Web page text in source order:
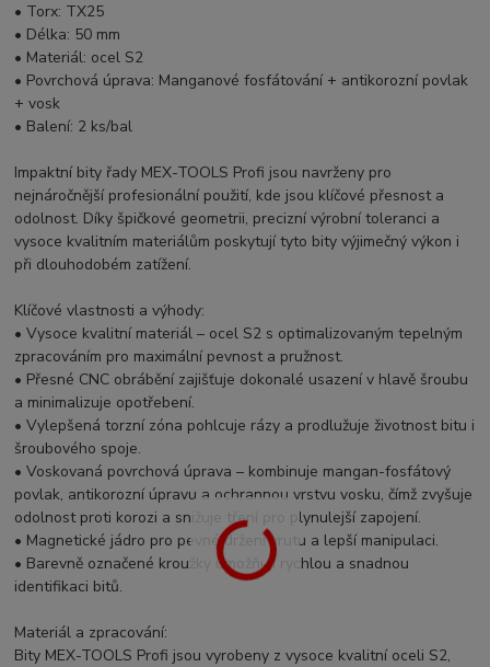
• Torx: TX25
• Délka: 50 mm
• Materiál: ocel S2
• Povrchová úprava: Manganové fosfátování + antikorozní povlak
+ vosk
• Balení: 2 ks/bal
Impaktní bity řady MEX-TOOLS Profi jsou navrženy pro
nejnáročnější profesionální použití, kde jsou klíčové přesnost a
odolnost. Díky špičkové geometrii, precizní výrobní toleranci a
vysoce kvalitním materiálům poskytují tyto bity výjimečný výkon i
při dlouhodobém zatížení.
Klíčové vlastnosti a výhody:
• Vysoce kvalitní materiál – ocel S2 s optimalizovaným tepelným
zpracováním pro maximální pevnost a pružnost.
• Přesné CNC obrábění zajišťuje dokonalé usazení v hlavě šroubu
a minimalizuje opotřebení.
• Vylepšená torzní zóna pohlcuje rázy a prodlužuje životnost bitu i
šroubového spoje.
• Voskovaná povrchová úprava – kombinuje mangan-fosfátový
povlak, antikorozní úpravu a ochrannou vrstvu vosku, čímž zvyšuje
odolnost proti korozi a snižuje tření pro plynulejší zapojení.
• Magnetické jádro pro pevné držení vrutu a lepší manipulaci.
• Barevně označené kroužky umožňují rychlou a snadnou
identifikaci bitů.
Materiál a zpracování:
Bity MEX-TOOLS Profi jsou vyrobeny z vysoce kvalitní oceli S2,